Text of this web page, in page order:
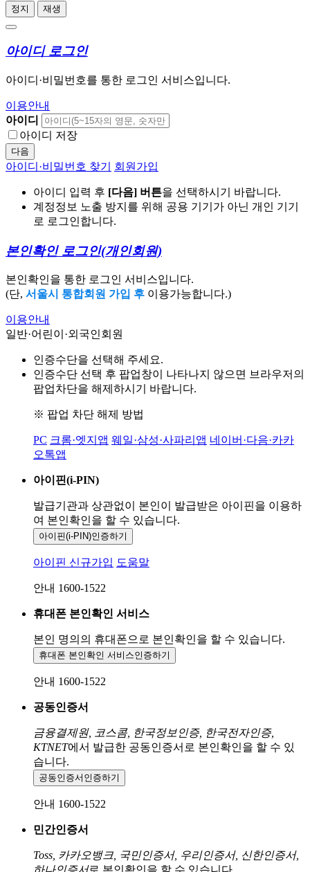
정지 재생
아이디 로그인
아이디·비밀번호를 통한 로그인 서비스입니다.
이용안내
아이디
아이디 저장
다음
아이디·비밀번호 찾기 회원가입
아이디 입력 후 [다음] 버튼을 선택하시기 바랍니다.
계정정보 노출 방지를 위해 공용 기기가 아닌 개인 기기
로 로그인합니다.
본인확인 로그인(개인회원)
본인확인을 통한 로그인 서비스입니다.
(단, 서울시 통합회원 가입 후 이용가능합니다.)
이용안내
일반·어린이·외국인회원
인증수단을 선택해 주세요.
인증수단 선택 후 팝업창이 나타나지 않으면 브라우저의
팝업차단을 해제하시기 바랍니다.
※ 팝업 차단 해제 방법
PC 크롬·엣지앱 웨일·삼성·사파리앱 네이버·다음·카카
오톡앱
아이핀(i-PIN)
발급기관과 상관없이 본인이 발급받은 아이핀을 이용하
여 본인확인을 할 수 있습니다.
아이핀(i-PIN)인증하기
아이핀 신규가입 도움말
안내 1600-1522
휴대폰 본인확인 서비스
본인 명의의 휴대폰으로 본인확인을 할 수 있습니다.
휴대폰 본인확인 서비스인증하기
안내 1600-1522
공동인증서
금융결제원, 코스콤, 한국정보인증, 한국전자인증,
KTNET에서 발급한 공동인증서로 본인확인을 할 수 있
습니다.
공동인증서 인증하기
안내 1600-1522
민간인증서
Toss, 카카오뱅크, 국민인증서, 우리인증서, 신한인증서,